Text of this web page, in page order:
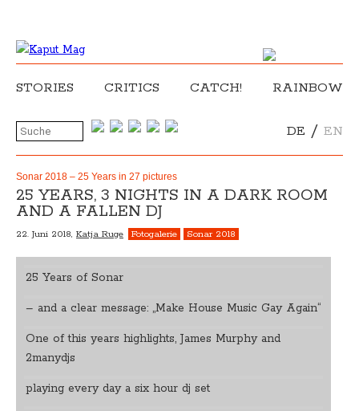
STORIES CRITICS CATCH! RAINBOW
DE / EN
Sonar 2018 – 25 Years in 27 pictures
25 YEARS, 3 NIGHTS IN A DARK ROOM
AND A FALLEN DJ
22. Juni 2018, Katja Ruge Fotogalerie Sonar 2018
25 Years of Sonar
– and a clear message: „Make House Music Gay Again“
One of this years highlights, James Murphy and
2manydjs
playing every day a six hour dj set